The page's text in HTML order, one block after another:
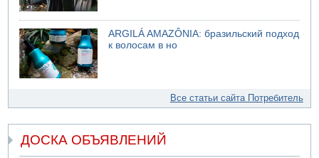
ARGILÁ AMAZÔNIA: бразильский подход
к волосам в но
Все статьи сайта Потребитель
ДОСКА ОБЪЯВЛЕНИЙ